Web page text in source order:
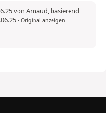
von Arnaud, basierend
- Original anzeigen